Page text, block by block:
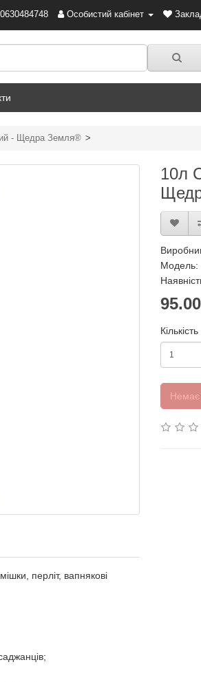
Особистий кабінет
- Щедра Земля®
10л
Модель:
Кількість
Немає
перліт, вапнякові